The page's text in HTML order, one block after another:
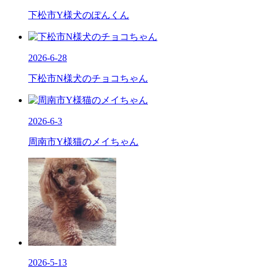
下松市Y様犬のぽんくん
2026-6-28
下松市N様犬のチョコちゃん
2026-6-3
周南市Y様猫のメイちゃん
2026-5-13